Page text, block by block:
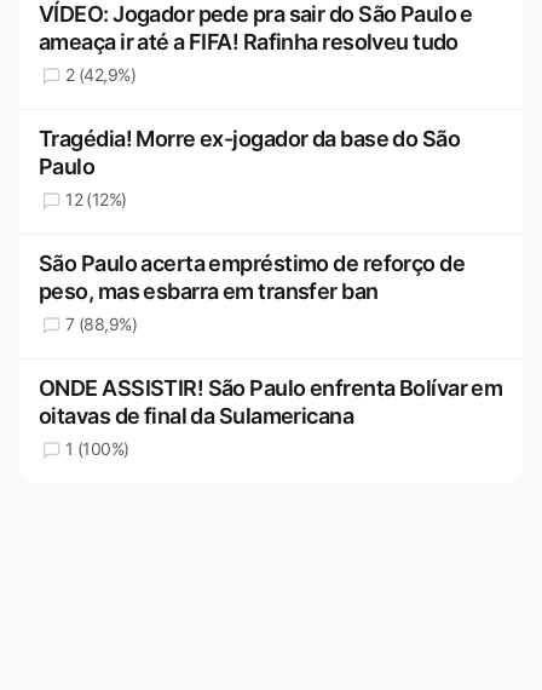
VÍDEO: Jogador pede pra sair do São Paulo e
ameaça ir até a FIFA! Rafinha resolveu tudo
2 (42,9%)
Tragédia! Morre ex-jogador da base do São
Paulo
12 (12%)
São Paulo acerta empréstimo de reforço de
peso, mas esbarra em transfer ban
7 (88,9%)
ONDE ASSISTIR! São Paulo enfrenta Bolívar em
oitavas de final da Sulamericana
1 (100%)